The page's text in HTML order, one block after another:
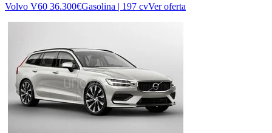
Volvo V60 36.300€Gasolina | 197 cvVer oferta